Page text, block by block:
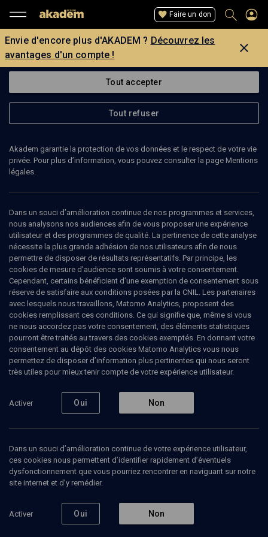
Faire un don
Envie d'encore plus d'AKADEM ? Découvrez les
avantages d'un compte !
Retour
Abonnez-vous à notre newsletter
La rédaction
Tout accepter
Tout refuser
Akadem garantie la protection de vos données et le respect de votre vie
privée. Pour plus d’information, vous pouvez consulter la page Mentions
légales.
Dans un souci d’amélioration continue de nos programmes et services,
nous analysons nos audiences afin de vous proposer une expérience
utilisateur et des programmes de qualité. La pertinence de cette analyse
nécessite la plus grande adhésion de nos utilisateurs afin de nous
permettre de disposer de résultats représentatifs. Par principe, les
cookies de mesure d’audience sont soumis à votre consentement.
Cependant, certains bénéficient d’une exemption de consentement sous
réserve de satisfaire aux conditions posées par la CNIL. Les partenaires
avec lesquels nous travaillons, Matomo Analytics, proposent des
cookies remplissant ces conditions. Ce qui signifie que, même si vous
ne nous accordez pas votre consentement, des éléments statistiques
pourront être traités au travers des cookies exemptés. En donnant votre
consentement au dépôt des cookies Matomo Analytics vous nous
permettez de disposer d’information plus pertinentes qui nous seront
très utiles pour mieux tenir compte de votre expérience utilisateur.
Activer Oui Non
Dans un souci d’amélioration continue de votre expérience utilisateur,
ces cookies nous permettent d’identifier rapidement d’éventuels
dysfonctionnement que vous pourriez rencontrer en naviguant sur notre
site internet et d’y remédier.
Activer Oui Non